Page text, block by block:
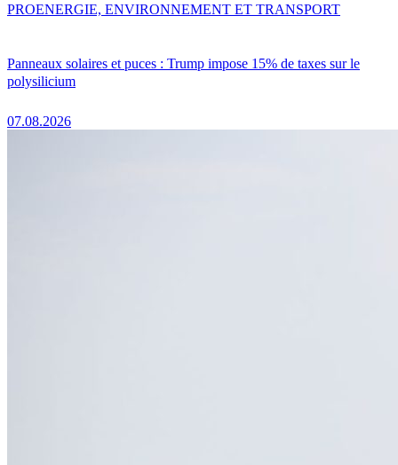
Panneaux solaires et puces : Trump impose 15% de taxes sur le
polysilicium
07.08.2026
PROENERGIE, ENVIRONNEMENT ET TRANSPORT